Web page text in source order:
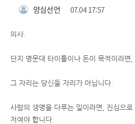
양심선언 07.04 17:57
의사.
단지 명문대 타이틀이나 돈이 목적이라면,
그 자리는 당신들 자리가 아닙니다.
사람의 생명을 다루는 일이라면, 진심으
저여야 합니다.